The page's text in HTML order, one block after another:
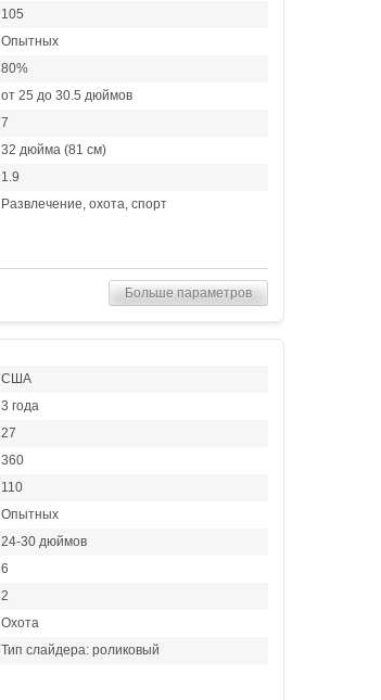
105
Опытных
80%
от 25 до 30.5 дюймов
7
32 дюйма (81 см)
1.9
Развлечение, охота, спорт
Больше параметров
США
3 года
27
360
110
Опытных
24-30 дюймов
6
2
Охота
Тип слайдера: роликовый